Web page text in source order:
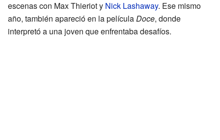
escenas con Max Thieriot y Nick Lashaway. Ese mismo
año, también apareció en la películaDoce, donde
interpretó a una joven que enfrentaba desafíos.